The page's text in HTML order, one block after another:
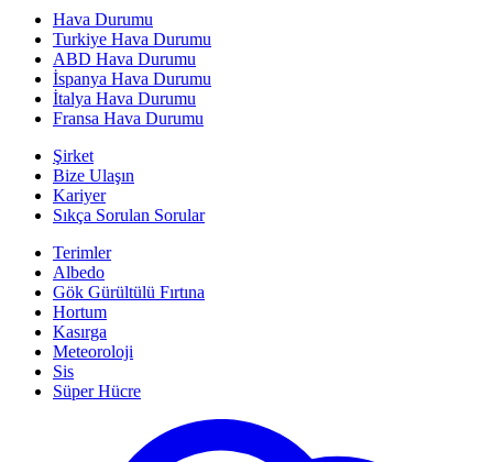
Hava Durumu
Turkiye Hava Durumu
ABD Hava Durumu
İspanya Hava Durumu
İtalya Hava Durumu
Fransa Hava Durumu
Şirket
Bize Ulaşın
Kariyer
Sıkça Sorulan Sorular
Terimler
Albedo
Gök Gürültülü Fırtına
Hortum
Kasırga
Meteoroloji
Sis
Süper Hücre